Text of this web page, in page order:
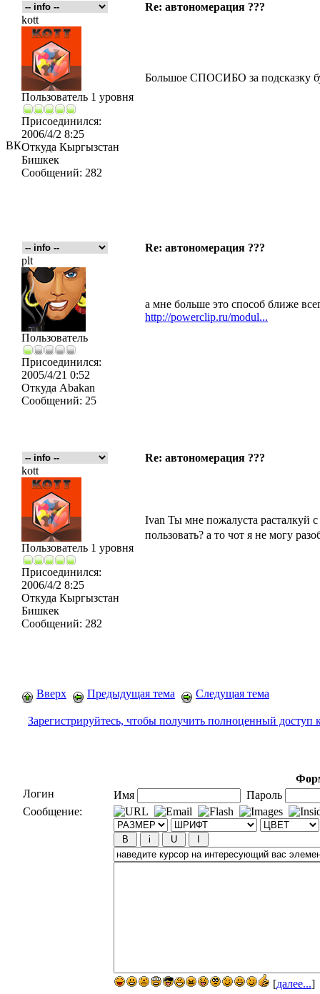
ВК
Re: автономерация ???
kott
Пользователь 1 уровня
Присоединился:
2006/4/2 8:25
Откуда Кыргызстан
Бишкек
Сообщений: 282
Большое СПОСИБО за подсказку
Re: автономерация ???
plt
Пользователь
Присоединился:
2005/4/21 0:52
Откуда Abakan
Сообщений: 25
а мне больше это способ ближе
http://powerclip.ru/modul...
Re: автономерация ???
kott
Пользователь 1 уровня
Присоединился:
2006/4/2 8:25
Откуда Кыргызстан
Бишкек
Сообщений: 282
Ivan Ты мне пожалуста расталкуй
пользовать? а то чот я не могу
Вверх Предыдущая тема Следущая тема
Зарегистрируйтесь, чтобы получить полноценный доступ
Логин
Имя
Пароль
Сообщение:
[далее...]